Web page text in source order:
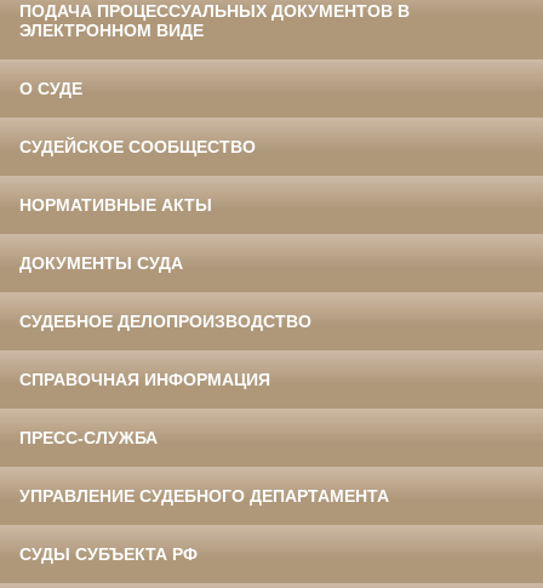
ПОДАЧА ПРОЦЕССУАЛЬНЫХ ДОКУМЕНТОВ В
ЭЛЕКТРОННОМ ВИДЕ
О СУДЕ
СУДЕЙСКОЕ СООБЩЕСТВО
НОРМАТИВНЫЕ АКТЫ
ДОКУМЕНТЫ СУДА
СУДЕБНОЕ ДЕЛОПРОИЗВОДСТВО
СПРАВОЧНАЯ ИНФОРМАЦИЯ
ПРЕСС-СЛУЖБА
УПРАВЛЕНИЕ СУДЕБНОГО ДЕПАРТАМЕНТА
СУДЫ СУБЪЕКТА РФ